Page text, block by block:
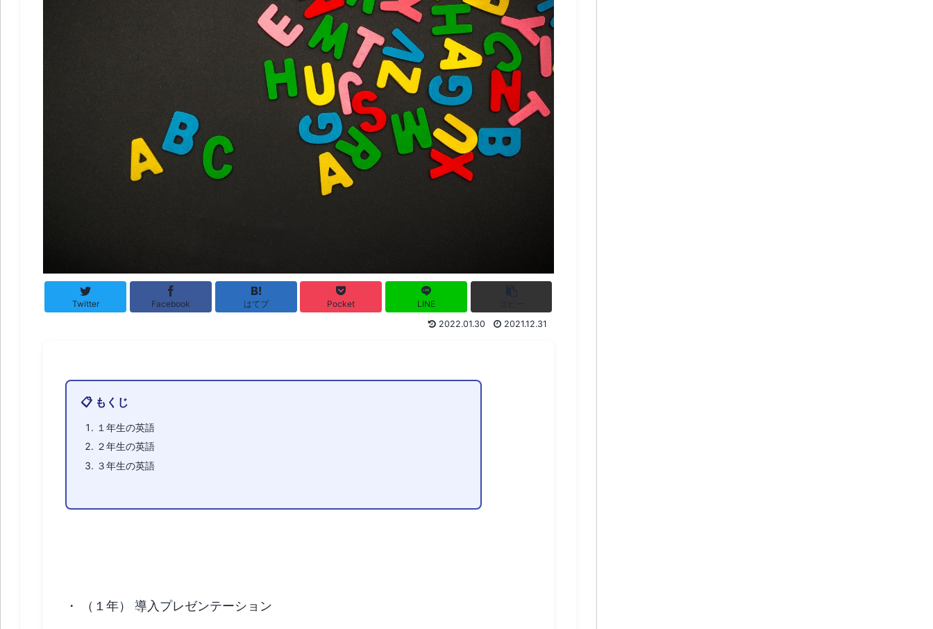
Twitter Facebook はてブ Pocket LINE
2022.01.30
2021.12.31
📋 もくじ
１年生の英語
２年生の英語
３年生の英語
・ （１年） 導入プレゼンテーション